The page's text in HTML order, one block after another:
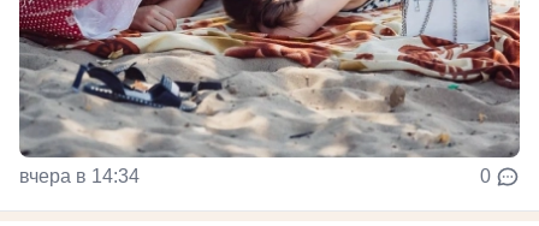
вчера в 14:34 0